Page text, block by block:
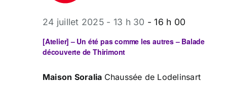
[Atelier] – Un été pas comme les autres – Balade
découverte de Thirimont
24 juillet 2025 - 13 h 30 -16 h 00
Maison Soralia Chaussée de Lodelinsart